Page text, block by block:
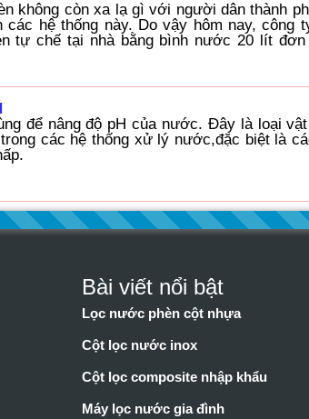
không còn xa lạ gì với người dân thành
hệ thống này. Do vậy hôm nay, công
tự chế tại nhà bằng bình nước 20 lít
để nâng độ pH của nước. Đây là loại
các hệ thống xử lý nước,đặc biệt là
Bài viết nổi bật
Lọc nước phèn cột nhựa
Cột lọc nước inox
Cột lọc composite nhập khẩu
Máy lọc nước gia đình